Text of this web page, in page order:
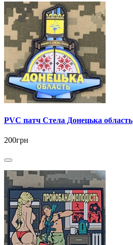
PVC патч Стела Донецька область
200грн